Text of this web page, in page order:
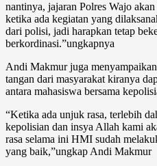
nantinya, jajaran Polres Wajo
ketika ada kegiatan yang
dari polisi, jadi harapkan tetap
berkordinasi.”ungkapnya
Andi Makmur juga
tangan dari masyarakat kiranya
antara mahasiswa bersama
“Ketika ada unjuk rasa, terlebih
kepolisian dan insya Allah kami
rasa selama ini HMI sudah
yang baik,”ungkap Andi Makmur